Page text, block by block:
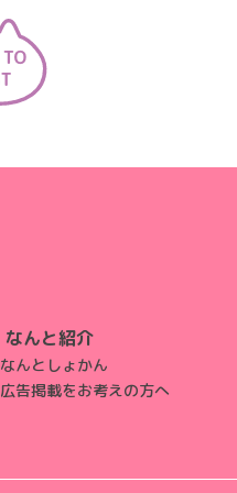
なんと紹介
なんとしょかん
広告掲載をお考えの方へ